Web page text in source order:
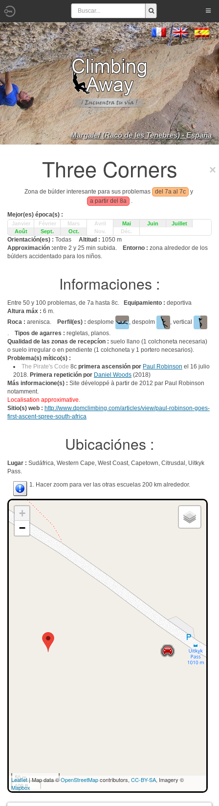
Margalef (Racó de les Tenebres) - España
Three Corners
Zona de búlder interesante para sus problemas del 7a al 7c
y
a partir del 8a
.
Mejor(es) época(s) :
Janvier Février Mars Avril Mai Juin
Juillet
Août
Sept. Oct. Nov. Déc.
Orientación(es) : Todas Altitud : 1050 m
Approximación :entre 2 y 25 min subida. Entorno : zona alrededor de los
búlders accidentado para los niños.
Informaciones :
Entre 50 y 100 problemas, de 7a hasta 8c. Equipamiento : deportiva
Altura máx : 6 m.
Roca : arenisca. Perfil(es) : desplome , despolm
, vertical
. Tipos de agarres : regletas, planos.
Qualidad de las zonas de recepcíon : suelo llano (1 colchoneta necesaria)
o suelo irregular o en pendiente (1 colchoneta y 1 portero necesarios).
Problema(s) mítico(s) :
The Pirate's Code 8c primera ascensión por Paul Robinson el 16 julio
2018. Primera repetición por Daniel Woods (2018)
Más informacione(s) : Site développé à partir de 2012 par Paul Robinson
notamment.
Localisation approximative.
Sitio(s) web : http://www.dpmclimbing.com/articles/view/paul-robinson-goes-
first-ascent-spree-south-africa
Ubicaciónes :
Lugar : Sudáfrica, Western Cape, West Coast, Capetown, Citrusdal, Uitkyk
Pass.
1. Hacer zoom para ver las otras escuelas 200 km alrededor.
+
−
50 m
100 ft
Leaflet| Map data ©OpenStreetMapcontributors, CC-BY-SA, Imagery ©
Mapbox